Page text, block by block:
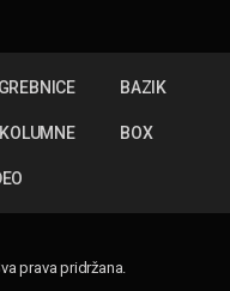
GREBNICE BAZIK
KOLUMNE BOX
prava pridržana.